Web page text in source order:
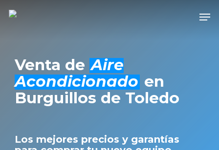
Skip
Venta de Aire
Acondicionado en
Burguillos de Toledo
Los mejores precios y garantías